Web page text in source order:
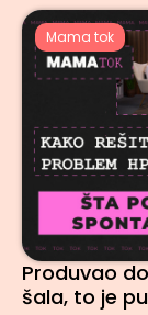
Mama tok
Produvao
šala, to je